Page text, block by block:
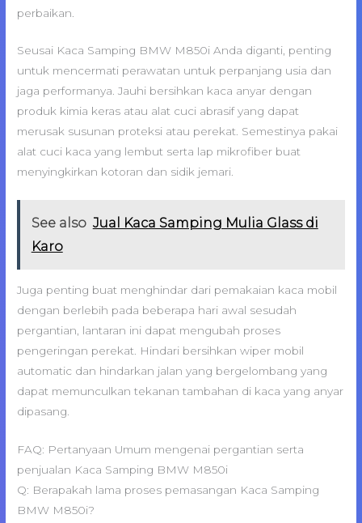
perbaikan.
Seusai Kaca Samping BMW M850i Anda diganti, penting
untuk mencermati perawatan untuk perpanjang usia dan
jaga performanya. Jauhi bersihkan kaca anyar dengan
produk kimia keras atau alat cuci abrasif yang dapat
merusak susunan proteksi atau perekat. Semestinya pakai
alat cuci kaca yang lembut serta lap mikrofiber buat
menyingkirkan kotoran dan sidik jemari.
See also Jual Kaca Samping Mulia Glass di
Karo
Juga penting buat menghindar dari pemakaian kaca mobil
dengan berlebih pada beberapa hari awal sesudah
pergantian, lantaran ini dapat mengubah proses
pengeringan perekat. Hindari bersihkan wiper mobil
automatic dan hindarkan jalan yang bergelombang yang
dapat memunculkan tekanan tambahan di kaca yang anyar
dipasang.
FAQ: Pertanyaan Umum mengenai pergantian serta
penjualan Kaca Samping BMW M850i
Q: Berapakah lama proses pemasangan Kaca Samping
BMW M850i?